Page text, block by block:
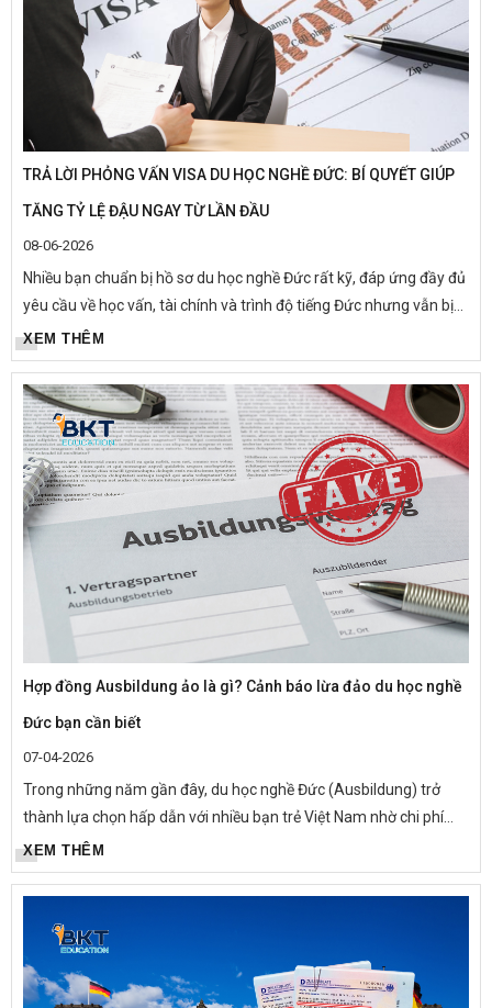
TRẢ LỜI PHỎNG VẤN VISA DU HỌC NGHỀ ĐỨC: BÍ QUYẾT GIÚP
TĂNG TỶ LỆ ĐẬU NGAY TỪ LẦN ĐẦU
08-06-2026
Nhiều bạn chuẩn bị hồ sơ du học nghề Đức rất kỹ, đáp ứng đầy đủ
yêu cầu về học vấn, tài chính và trình độ tiếng Đức nhưng vẫn bị
từ chối visa vì phần phỏng vấn chưa thuyết phục. Trên...
XEM THÊM
Hợp đồng Ausbildung ảo là gì? Cảnh báo lừa đảo du học nghề
Đức bạn cần biết
07-04-2026
Trong những năm gần đây, du học nghề Đức (Ausbildung) trở
thành lựa chọn hấp dẫn với nhiều bạn trẻ Việt Nam nhờ chi phí
thấp, có lương trong quá trình học và cơ hội định cư lâu...
XEM THÊM